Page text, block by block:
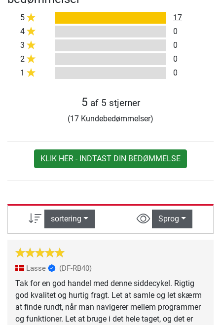
5
17
4
0
3
0
2
0
1
0
5 af 5 stjerner
(17 Kundebedømmelser)
KLIK HER - INDTAST DIN BEDØMMELSE
sortering Sprog
Lasse (DF-RB40)
Tak for en god handel med denne siddecykel. Rigtig
god kvalitet og hurtig fragt. Let at samle og let skærm
at finde rundt, når man navigerer mellem programmer
og funktioner. Let at bruge i det hele taget, og det er